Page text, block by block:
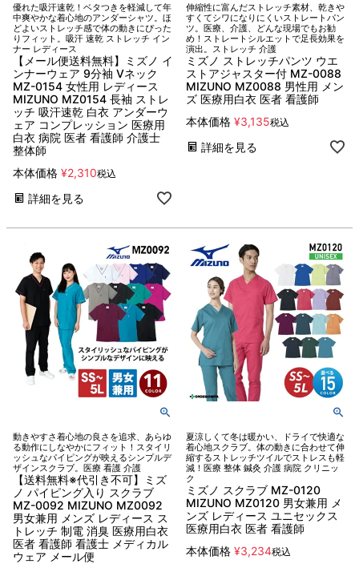
優れた吸汗速乾！ベタつきを軽減して年
中爽やかな着心地のアンダーシャツ。ほ
どよいストレッチ感で体の動きにぴった
りフィット。吸汗 速乾 ストレッチ イン
ナー レディース
【メール便送料無料】ミズノ イ
ンナーウェア 9分袖 Vネック
MZ-0154 女性用 レディース
MIZUNO MZ0154 長袖 ストレ
ッチ 吸汗速乾 白衣 アンダーウ
ェア コンプレッション 医療用
白衣 病院 医者 看護師 介護士
整体師
本体価格 ¥2,310税込
詳細を見る
伸縮性に富んだストレッチ素材、乾きや
すくてシワになりにくいストレートパン
ツ。医療、介護、どんな現場でもお勧
め！ストレートシルエットで足長効果を
演出。ストレッチ 介護
ミズノ ストレッチパンツ ウエ
ストアジャスター付 MZ-0088
MIZUNO MZ0088 男性用 メン
ズ 医療用白衣 医者 看護師
本体価格 ¥3,135税込
詳細を見る
動きやすさ着心地の良さを追求、あらゆ
る動作にしなやかにフィット！スタイリ
ッシュなパイピングが映えるシンプルデ
ザインスクラブ。医療 看護 介護
【送料無料※代引き不可】ミズ
ノ パイピング入り スクラブ
MZ-0092 MIZUNO MZ0092
男女兼用 メンズ レディース ス
トレッチ 制電 消臭 医療用白衣
医者 看護師 看護士 メディカル
ウェア メール便
夏涼しくて冬は暖かい、ドライで快適な
着心地スクラブ。体の動きに合わせて伸
縮するストレッチツイルでストレスも軽
減！医療 整体 鍼灸 介護 病院 クリニッ
ク
ミズノ スクラブ MZ-0120
MIZUNO MZ0120 男女兼用 メ
ンズ レディース ユニセックス
医療用白衣 医者 看護師
本体価格 ¥3,234税込